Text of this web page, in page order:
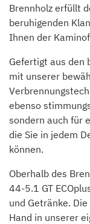
Brennholz erfüllt
beruhigenden
Ihnen der
Gefertigt aus den
mit unserer
ebenso
sondern auch für
die Sie in jedem
können.
Oberhalb des
44-5.1 GT
und Getränke.
Hand in unserer